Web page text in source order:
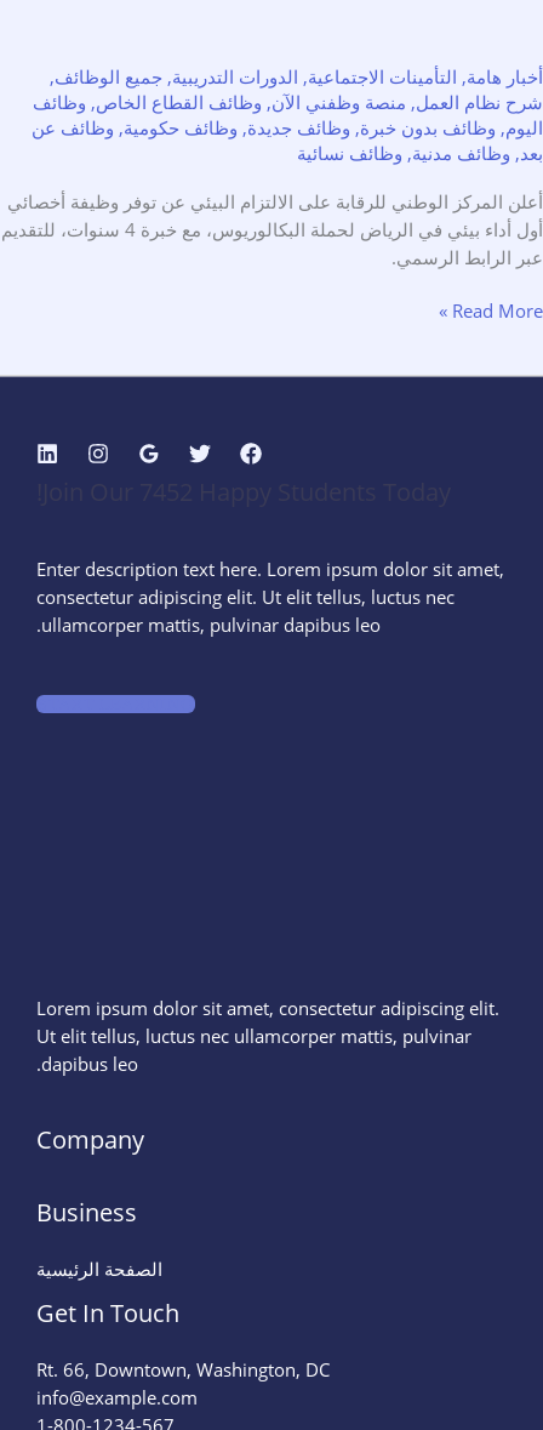
هامة,التأمينات الاجتماعية,الدورات التدريبية,جميع الوظائف,
نظام العمل,منصة وظفني الآن,وظائف القطاع الخاص,وظائف
,وظائف بدون خبرة, وظائف جديدة,وظائف حكومية,وظائف عن
,وظائف مدنية,وظائف نسائية
المركز الوطني للرقابة على الالتزام البيئي عن توفر وظيفة أخصائي
أول أداء بيئي في الرياض لحملة البكالوريوس، مع خبرة 4 سنوات، للتقديم
الرابط الرسمي.
Read
Enter description text here. Lorem ipsum dolor sit amet,
consectetur adipiscing elit. Ut elit tellus, luctus nec
ullamcorper mattis, pulvinar dapibus leo.​
START LEARNING
Lorem ipsum dolor sit amet, consectetur adipiscing elit.
Ut elit tellus, luctus nec ullamcorper mattis, pulvinar
dapibus leo.
Company
Business
الصفحة الرئيسية
Get In Touch
Rt. 66, Downtown, Washington, DC
info@example.com​